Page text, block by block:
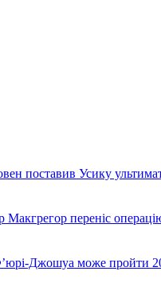
поставив Усику
Макгрегор переніс
Джошуа може пройти